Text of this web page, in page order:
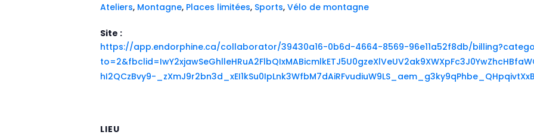
Ateliers, Montagne, Places limitées, Sports, Vélo de montagne
Site :
https://app.endorphine.ca/collaborator/39430a16-0b6d-4664-8569-96e11a52f8db/
hI2QCzBvy9-
LIEU